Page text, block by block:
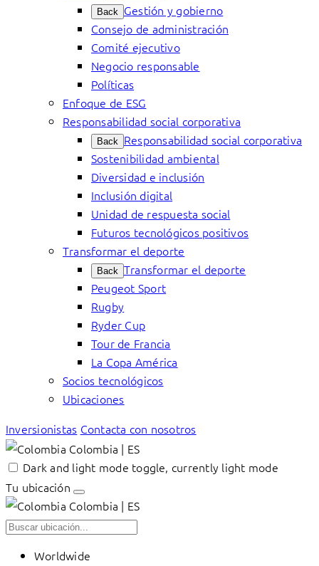
Back Gestión y gobierno
Consejo de administración
Comité ejecutivo
Negocio responsable
Políticas
Enfoque de ESG
Responsabilidad social corporativa
Back Responsabilidad social corporativa
Sostenibilidad ambiental
Diversidad e inclusión
Inclusión digital
Unidad de respuesta social
Futuros tecnológicos positivos
Transformar el deporte
Back Transformar el deporte
Peugeot Sport
Rugby
Ryder Cup
Tour de Francia
La Copa América
Socios tecnológicos
Ubicaciones
Inversionistas Contacta con nosotros
Colombia | ES
Dark and light mode toggle, currently light mode
Tu ubicación
Colombia | ES
Worldwide